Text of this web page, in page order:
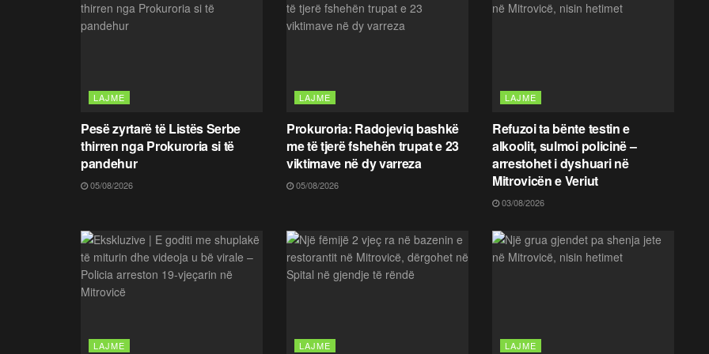
LAJME
Pesë zyrtarë të Listës Serbe
thirren nga Prokuroria si të
pandehur
05/08/2026
LAJME
Prokuroria: Radojeviq bashkë
me të tjerë fshehën trupat e 23
viktimave në dy varreza
05/08/2026
LAJME
Refuzoi ta bënte testin e
alkoolit, sulmoi policinë –
arrestohet i dyshuari në
Mitrovicën e Veriut
03/08/2026
LAJME LAJME LAJME